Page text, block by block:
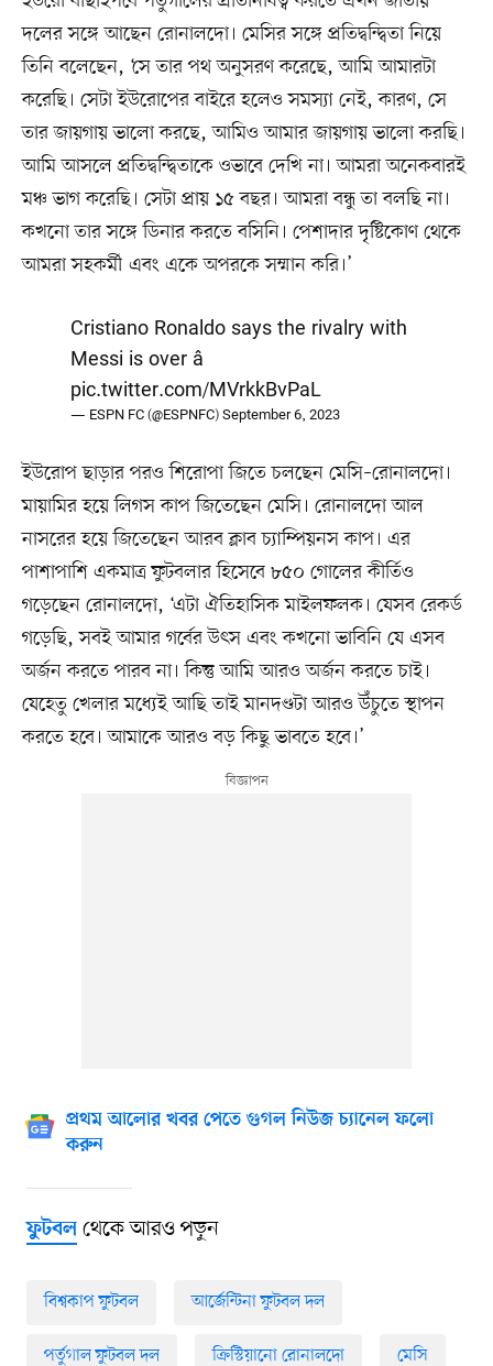
দলের সঙ্গে আছেন রোনালদো। মেসির সঙ্গে প্রতিদ্বন্দ্বিতা নিয়ে
তিনি বলেছেন, ‘সে তার পথ অনুসরণ করেছে, আমি আমারটা
করেছি। সেটা ইউরোপের বাইরে হলেও সমস্যা নেই, কারণ, সে
তার জায়গায় ভালো করছে, আমিও আমার জায়গায় ভালো করছি।
আমি আসলে প্রতিদ্বন্দ্বিতাকে ওভাবে দেখি না। আমরা অনেকবারই
মঞ্চ ভাগ করেছি। সেটা প্রায় ১৫ বছর। আমরা বন্ধু তা বলছি না।
কখনো তার সঙ্গে ডিনার করতে বসিনি। পেশাদার দৃষ্টিকোণ থেকে
আমরা সহকর্মী এবং একে অপরকে সম্মান করি।’
Cristiano Ronaldo says the rivalry with
Messi is over â
pic.twitter.com/MVrkkBvPaL
— ESPN FC (@ESPNFC)September 6, 2023
ইউরোপ ছাড়ার পরও শিরোপা জিতে চলছেন মেসি–রোনালদো।
মায়ামির হয়ে লিগস কাপ জিতেছেন মেসি। রোনালদো আল
নাসরের হয়ে জিতেছেন আরব ক্লাব চ্যাম্পিয়নস কাপ। এর
পাশাপাশি একমাত্র ফুটবলার হিসেবে ৮৫০ গোলের কীর্তিও
গড়েছেন রোনালদো, ‘এটা ঐতিহাসিক মাইলফলক। যেসব রেকর্ড
গড়েছি, সবই আমার গর্বের উৎস এবং কখনো ভাবিনি যে এসব
অর্জন করতে পারব না। কিন্তু আমি আরও অর্জন করতে চাই।
যেহেতু খেলার মধ্যেই আছি তাই মানদণ্ডটা আরও উঁচুতে স্থাপন
করতে হবে। আমাকে আরও বড় কিছু ভাবতে হবে।’
প্রথম আলোর খবর পেতে গুগল নিউজ চ্যানেল ফলো
করুন
ফুটবলথেকে আরও পড়ুন
বিশ্বকাপ ফুটবল আর্জেন্টিনা ফুটবল দল
পর্তুগাল ফুটবল দল ক্রিস্টিয়ানো রোনালদো মেসি